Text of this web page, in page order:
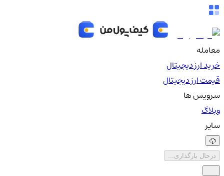
معامله
خرید ارز دیجیتال
قیمت ارز دیجیتال
سرویس ها
وبلاگ
سایر
درحال بارگذاری...